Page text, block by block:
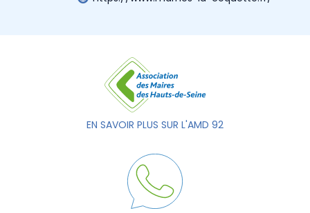
EN SAVOIR PLUS SUR L'AMD 92